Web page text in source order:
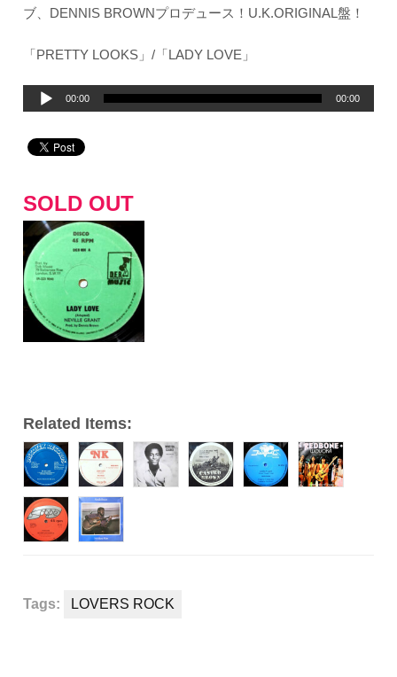
ブ、DENNIS BROWNプロデュース！U.K.ORIGINAL盤！
「PRETTY LOOKS」/「LADY LOVE」
プ
ヤ
ー
00:00 00:00
SOLD OUT
Related Items:
Tags: LOVERS ROCK